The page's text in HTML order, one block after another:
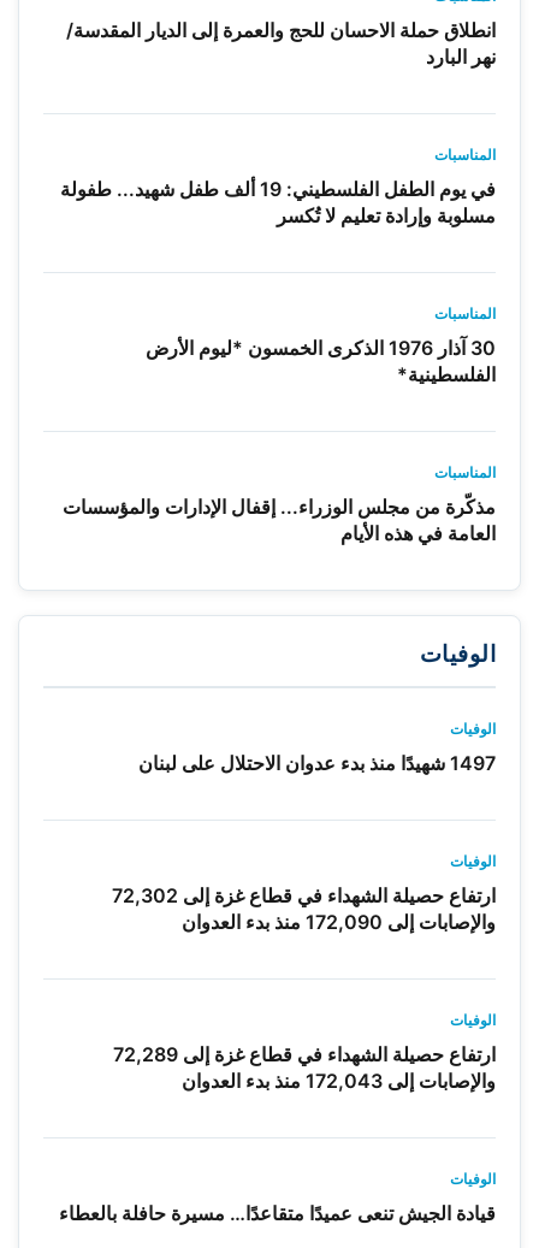
انطلاق حملة الاحسان للحج والعمرة إلى الديار المقدسة/
نهر البارد
المناسبات
في يوم الطفل الفلسطيني: 19 ألف طفل شهيد... طفولة
مسلوبة وإرادة تعليم لا تُكسر
المناسبات
30 آذار 1976 الذكرى الخمسون *ليوم الأرض
الفلسطينية*
المناسبات
مذكّرة من مجلس الوزراء... إقفال الإدارات والمؤسسات
العامة في هذه الأيام
الوفيات
الوفيات
1497 شهيدًا منذ بدء عدوان الاحتلال على لبنان
الوفيات
ارتفاع حصيلة الشهداء في قطاع غزة إلى 72,302
والإصابات إلى 172,090 منذ بدء العدوان
الوفيات
ارتفاع حصيلة الشهداء في قطاع غزة إلى 72,289
والإصابات إلى 172,043 منذ بدء العدوان
الوفيات
قيادة الجيش تنعى عميدًا متقاعدًا… مسيرة حافلة بالعطاء